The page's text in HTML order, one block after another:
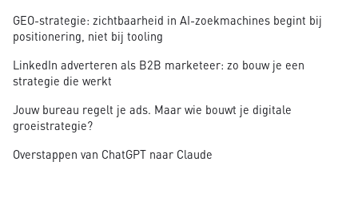
GEO-strategie: zichtbaarheid in AI-zoekmachines begint bij
positionering, niet bij tooling
LinkedIn adverteren als B2B marketeer: zo bouw je een
strategie die werkt
Jouw bureau regelt je ads. Maar wie bouwt je digitale
groeistrategie?
Overstappen van ChatGPT naar Claude